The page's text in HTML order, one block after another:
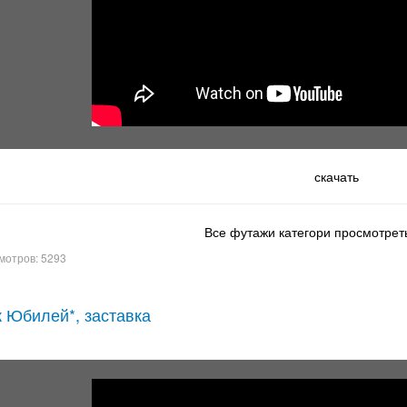
скачать
Все футажи категори
5293
Юбилей*, заставка